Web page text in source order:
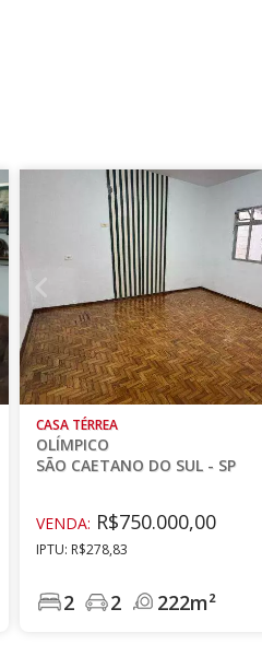
CASA TÉRREA
OLÍMPICO
SÃO CAETANO DO SUL - SP
VENDA: R$750.000,00
IPTU: R$278,83
2 2 222m²